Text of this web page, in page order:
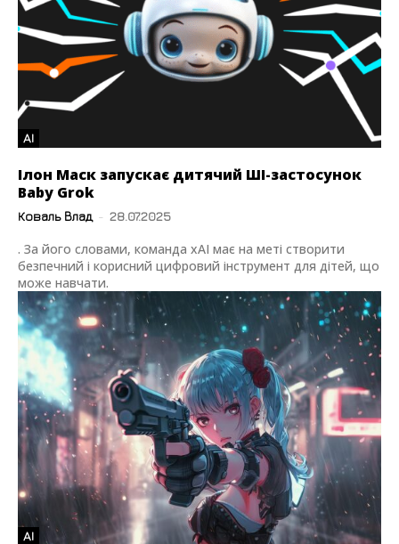
AI
Ілон Маск запускає дитячий ШІ-застосунок
Baby Grok
Коваль Влад - 28.07.2025
. За його словами, команда xAI має на меті створити
безпечний і корисний цифровий інструмент для дітей, що
може навчати.
AI